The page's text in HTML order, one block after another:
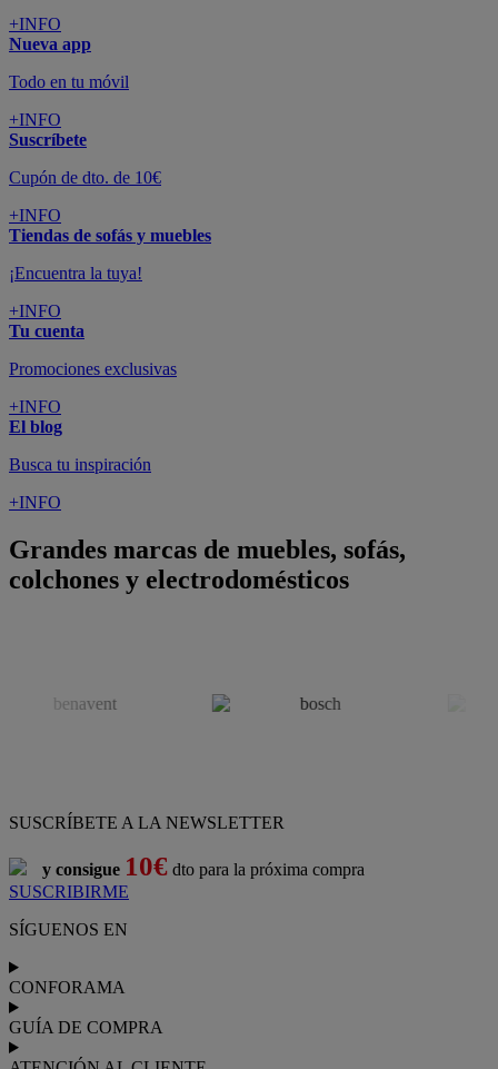
+INFO
Nueva app
Todo en tu móvil
+INFO
Suscríbete
Cupón de dto. de 10€
+INFO
Tiendas de sofás y muebles
¡Encuentra la tuya!
+INFO
Tu cuenta
Promociones exclusivas
+INFO
El blog
Busca tu inspiración
+INFO
Grandes marcas de muebles, sofás,
colchones y electrodomésticos
SUSCRÍBETE A LA NEWSLETTER
y consigue 10€ dto para la próxima compra
SUSCRIBIRME
SÍGUENOS EN
CONFORAMA
GUÍA DE COMPRA